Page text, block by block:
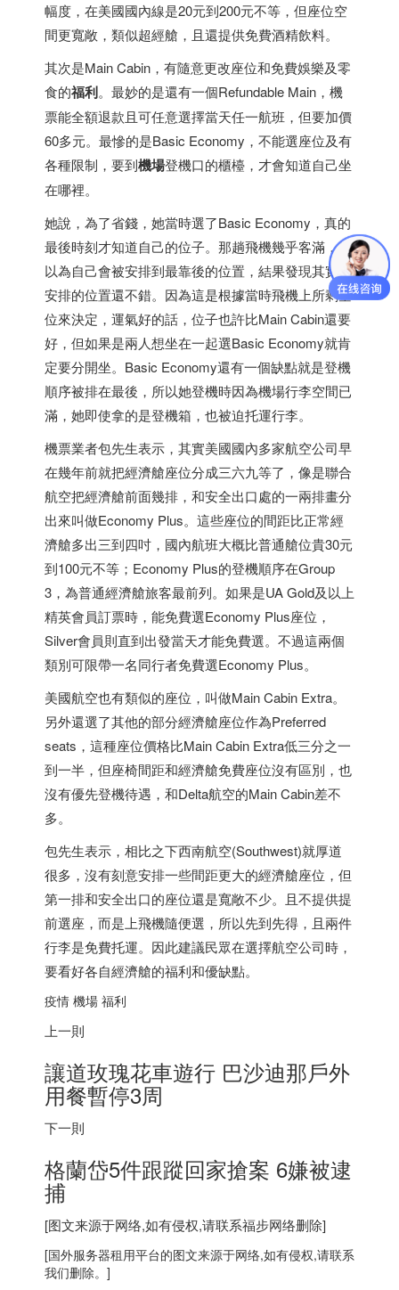
幅度，在美國國內線是20元到200元不等，但座位空
間更寬敞，類似超經艙，且還提供免費酒精飲料。
其次是Main Cabin，有隨意更改座位和免費娛樂及零
食的福利。最妙的是還有一個Refundable Main，機
票能全額退款且可任意選擇當天任一航班，但要加價
60多元。最慘的是Basic Economy，不能選座位及有
各種限制，要到機場登機口的櫃檯，才會知道自己坐
在哪裡。
她說，為了省錢，她當時選了Basic Economy，真的
最後時刻才知道自己的位子。那趟飛機幾乎客滿，她
以為自己會被安排到最靠後的位置，結果發現其實被
安排的位置還不錯。因為這是根據當時飛機上所剩空
位來決定，運氣好的話，位子也許比Main Cabin還要
好，但如果是兩人想坐在一起選Basic Economy就肯
定要分開坐。Basic Economy還有一個缺點就是登機
順序被排在最後，所以她登機時因為機場行李空間已
滿，她即使拿的是登機箱，也被迫托運行李。
機票業者包先生表示，其實美國國內多家航空公司早
在幾年前就把經濟艙座位分成三六九等了，像是聯合
航空把經濟艙前面幾排，和安全出口處的一兩排畫分
出來叫做Economy Plus。這些座位的間距比正常經
濟艙多出三到四吋，國內航班大概比普通艙位貴30元
到100元不等；Economy Plus的登機順序在Group
3，為普通經濟艙旅客最前列。如果是UA Gold及以上
精英會員訂票時，能免費選Economy Plus座位，
Silver會員則直到出發當天才能免費選。不過這兩個
類別可限帶一名同行者免費選Economy Plus。
美國航空也有類似的座位，叫做Main Cabin Extra。
另外還選了其他的部分經濟艙座位作為Preferred
seats，這種座位價格比Main Cabin Extra低三分之一
到一半，但座椅間距和經濟艙免費座位沒有區別，也
沒有優先登機待遇，和Delta航空的Main Cabin差不
多。
包先生表示，相比之下西南航空(Southwest)就厚道
很多，沒有刻意安排一些間距更大的經濟艙座位，但
第一排和安全出口的座位還是寬敞不少。且不提供提
前選座，而是上飛機隨便選，所以先到先得，且兩件
行李是免費托運。因此建議民眾在選擇航空公司時，
要看好各自經濟艙的福利和優缺點。
疫情 機場 福利
上一則
讓道玫瑰花車遊行 巴沙迪那戶外
用餐暫停3周
下一則
格蘭岱5件跟蹤回家搶案 6嫌被逮
捕
[图文来源于网络,如有侵权,请联系福步网络删除]
[国外服务器租用平台的图文来源于网络,如有侵权,请联系
我们删除。]